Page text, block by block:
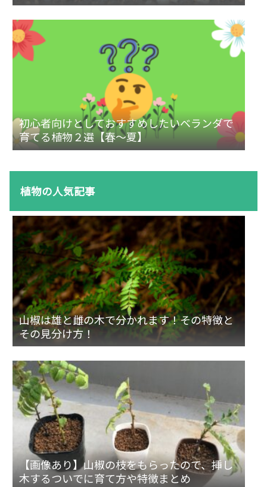
初心者向けとしておすすめしたいベランダで
育てる植物２選【春～夏】
植物の人気記事
山椒は雄と雌の木で分かれます！その特徴と
その見分け方！
【画像あり】山椒の枝をもらったので、挿し
木するついでに育て方や特徴まとめ